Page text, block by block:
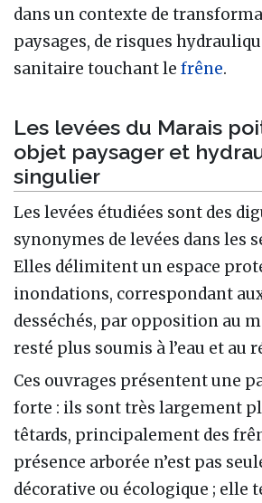
dans un contexte de
paysages, de risques
sanitaire touchant le frêne.
Les levées du Marais
objet paysager et
singulier
Les levées étudiées sont des
synonymes de levées dans les
Elles délimitent un espace
inondations, correspondant
desséchés, par opposition au
resté plus soumis à l’eau et au
Ces ouvrages présentent une
forte : ils sont très largement
têtards, principalement des
présence arborée n’est pas
décorative ou écologique ; elle